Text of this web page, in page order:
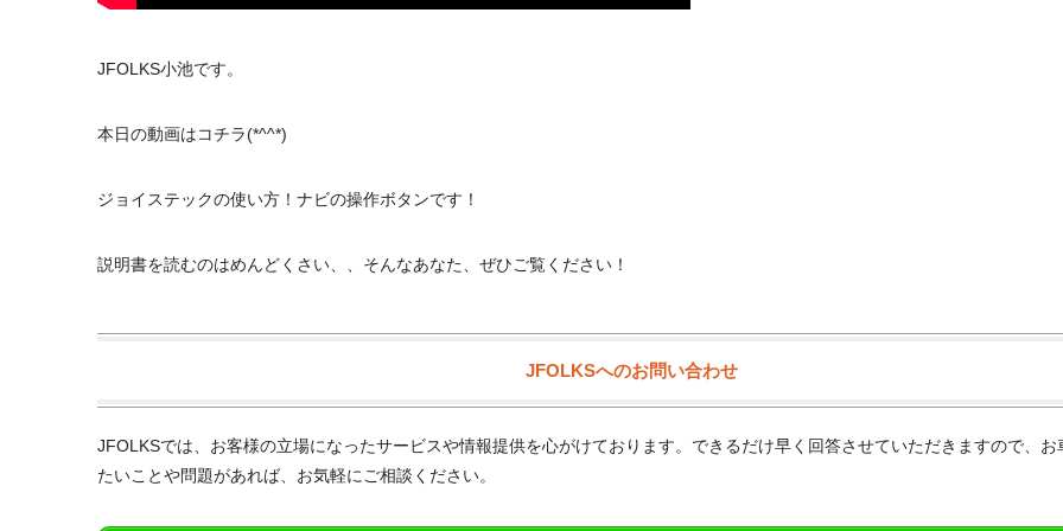
JFOLKS小池です。
本日の動画はコチラ(*^^*)
ジョイステックの使い方！ナビの操作ボタンです！
説明書を読むのはめんどくさい、、そんなあなた、ぜひご覧ください！
JFOLKSへのお問い合わせ
JFOLKSでは、お客様の立場になったサービスや情報提供を心がけております。できるだけ早く回答させていただきますので、お
たいことや問題があれば、お気軽にご相談ください。